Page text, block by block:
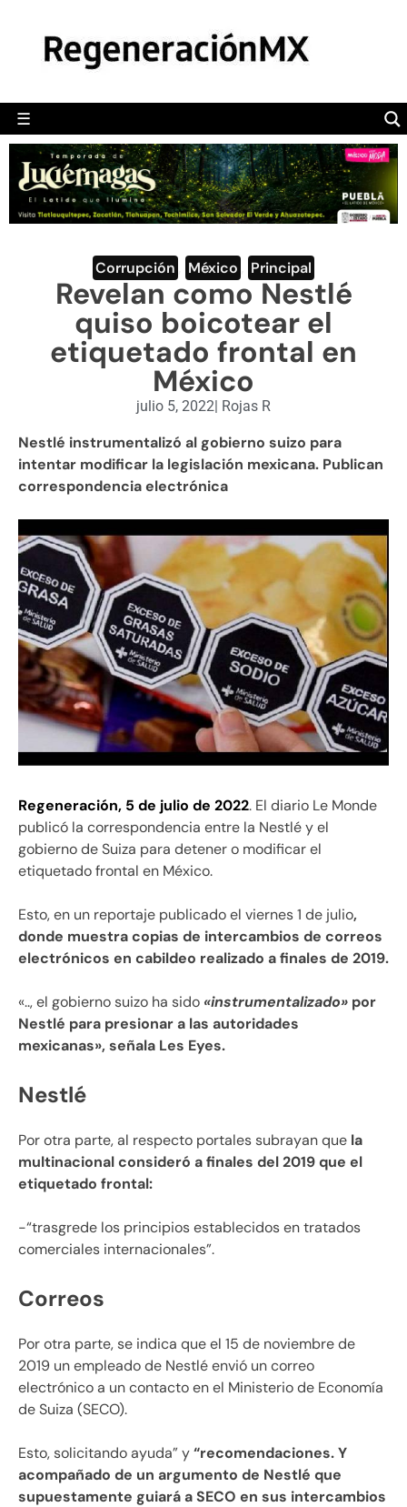
☰
POLÍTICA
CAMALEÓN
OPINIÓN
DEPORTES
ENGLISH SECTION
VIDEOS
Corrupción México Principal
Revelan como Nestlé
quiso boicotear el
etiquetado frontal en
México
julio 5, 2022| Rojas R
Nestlé instrumentalizó al gobierno suizo para
intentar modificar la legislación mexicana. Publican
correspondencia electrónica
Regeneración, 5 de julio de 2022. El diario Le Monde
publicó la correspondencia entre la Nestlé y el
gobierno de Suiza para detener o modificar el
etiquetado frontal en México.
Esto, en un reportaje publicado el viernes 1 de julio,
donde muestra copias de intercambios de correos
electrónicos en cabildeo realizado a finales de 2019.
«.., el gobierno suizo ha sido «instrumentalizado» por
Nestlé para presionar a las autoridades
mexicanas», señala Les Eyes.
Nestlé
Por otra parte, al respecto portales subrayan que la
multinacional consideró a finales del 2019 que el
etiquetado frontal:
-“trasgrede los principios establecidos en tratados
comerciales internacionales”.
Correos
Por otra parte, se indica que el 15 de noviembre de
2019 un empleado de Nestlé envió un correo
electrónico a un contacto en el Ministerio de Economía
de Suiza (SECO).
Esto, solicitando ayuda” y“recomendaciones. Y
acompañado de un argumento de Nestlé que
supuestamente guiará a SECO en sus intercambios